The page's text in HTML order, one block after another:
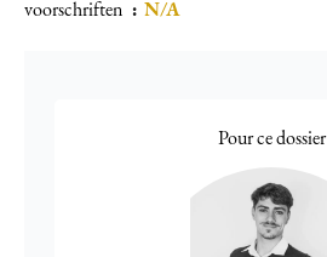
voorschriften
N/A
Pour ce dossier